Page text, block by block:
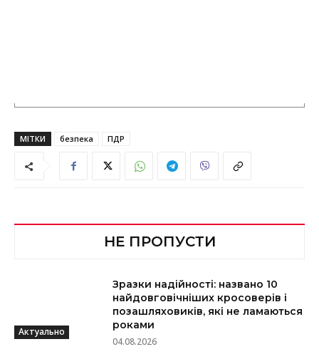
МІТКИ безпека ПДР
НЕ ПРОПУСТИ
Актуально
Зразки надійності: названо 10
найдовговічніших кросоверів і
позашляховиків, які не ламаються
роками
04.08.2026